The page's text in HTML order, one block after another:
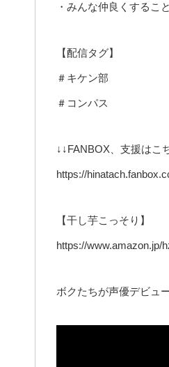
・みんな仲良くすること
【配信タグ】
＃キケン部
＃コンパス
↓↓FANBOX、支援はこ
https://
【干し芋こっそり】
https://www.amazon.jp/
ボクたちが声優デビュ